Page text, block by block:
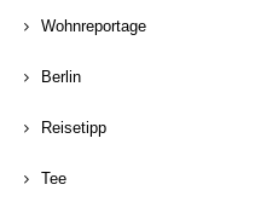
Wohnreportage
Berlin
Reisetipp
Tee